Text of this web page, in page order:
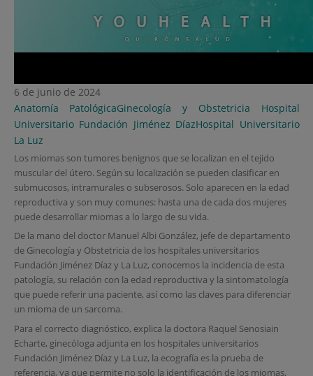
6 de junio de 2024
Anatomía PatológicaGinecología y Obstetricia
Hospital
Universitario Fundación Jiménez DíazHospital Universitario
La Luz
Los miomas son tumores benignos que se localizan en el tejido
muscular del útero. Según su localización se pueden clasificar en
submucosos, intramurales o subserosos. Solo aparecen en la edad
reproductiva y son muy comunes: hasta una de cada dos mujeres
puede desarrollar miomas a lo largo de su vida.
De la mano del doctor Manuel Albi González, jefe de departamento
de Ginecología y Obstetricia de los hospitales universitarios
Fundación Jiménez Díaz y La Luz, conocemos la incidencia de esta
patología, su relación con la edad reproductiva y la sintomatología
que puede referir una paciente, así como las claves para diferenciar
un mioma de un sarcoma.
Para el correcto diagnóstico, explica la doctora Raquel Senosiain
Echarte, ginecóloga adjunta en los hospitales universitarios
Fundación Jiménez Díaz y La Luz, la ecografía es la prueba de
referencia, ya que permite no solo la identificación de los miomas,